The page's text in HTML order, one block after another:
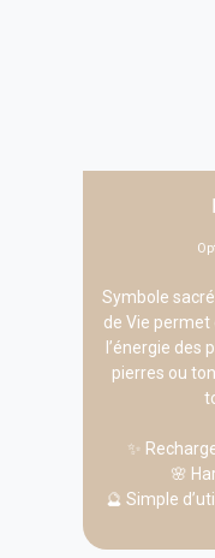
Symbole
de Vie permet
l’énergie des
pierres ou
✨
🌸
🔮 Simple